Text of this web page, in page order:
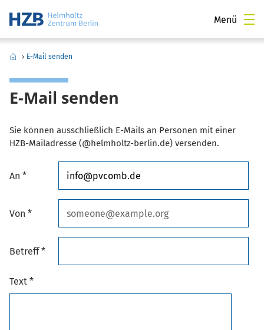
Menü
› E-Mail senden
E-Mail senden
Sie können ausschließlich E-Mails an Personen mit einer
HZB-Mailadresse (@helmholtz-berlin.de) versenden.
An *
Von *
Betreff *
Text *